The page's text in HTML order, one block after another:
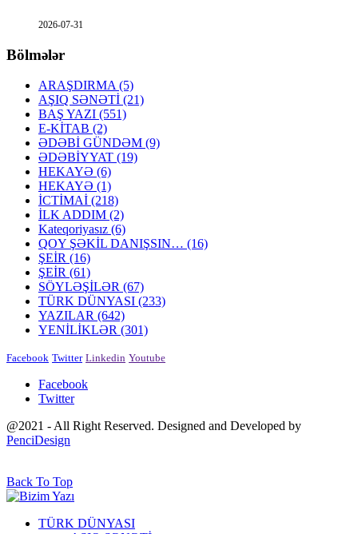
2026-07-31
Bölmələr
ARAŞDIRMA (5)
AŞIQ SƏNƏTİ (21)
BAŞ YAZI (551)
E-KİTAB (2)
ƏDƏBİ GÜNDƏM (9)
ƏDƏBİYYAT (19)
HEKAYƏ (6)
HEKAYƏ (1)
İCTİMAİ (218)
İLK ADDIM (2)
Kateqoriyasız (6)
QOY ŞƏKİL DANIŞSIN… (16)
ŞEİR (16)
ŞEİR (61)
SÖYLƏŞİLƏR (67)
TÜRK DÜNYASI (233)
YAZILAR (642)
YENİLİKLƏR (301)
Facebook Twitter Linkedin Youtube
Facebook
Twitter
@2021 - All Right Reserved. Designed and Developed by
PenciDesign
Back To Top
TÜRK DÜNYASI